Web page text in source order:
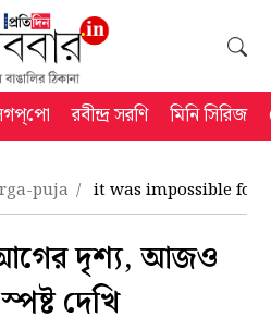
রবীন্দ্র সরণি মিনি সিরিজ
puja it was impossible for
দৃশ্য, আজও
দেখি